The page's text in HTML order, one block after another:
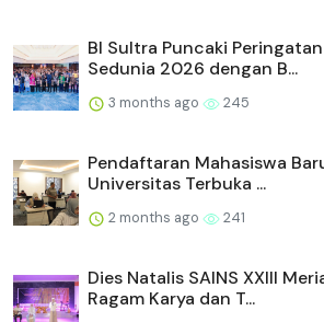
BI Sultra Puncaki
Sedunia 2026 dengan B...
3 months ago 245
Pendaftaran Mahasiswa
Universitas Terbuka ...
2 months ago 241
Dies Natalis SAINS XXIII
Ragam Karya dan T...